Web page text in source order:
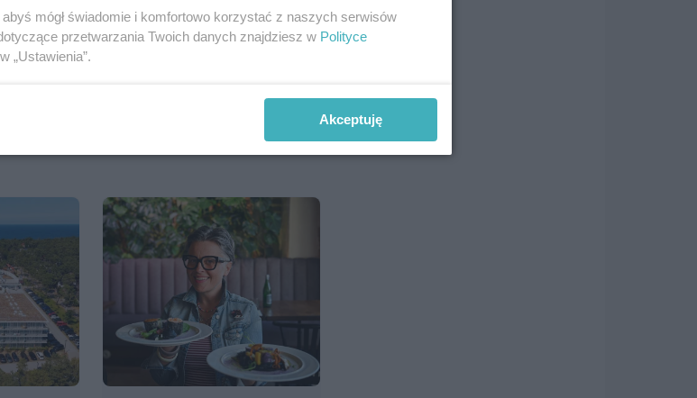
mógł świadomie i komfortowo korzystać z naszych serwisów
przetwarzania Twoich danych znajdziesz w Polityce
„Ustawienia”.
Akceptuję